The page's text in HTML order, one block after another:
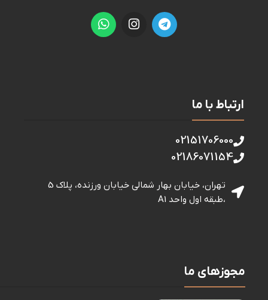
ارتباط با ما
02151706000
02186071154
تهران، خیابان بهار شمالی خيابان ورزنده، پلاک 5
،طبقه اول واحد A1
مجوزهای ما